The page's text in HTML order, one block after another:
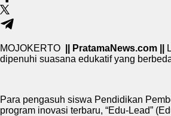
MOJOKERTO || PratamaNews.com ||
dipenuhi suasana edukatif yang
Para pengasuh siswa Pendidikan
program inovasi terbaru, “Edu-Lead”